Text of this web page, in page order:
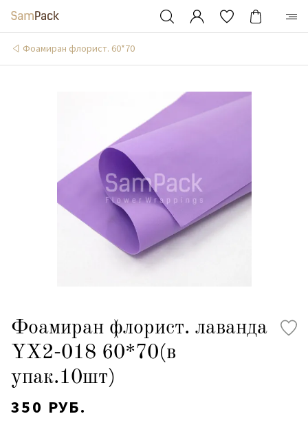
Фоамиран флорист. 60*70
Фоамиран флорист. лаванда
YX2-018 60*70(в
упак.10шт)
350 РУБ.